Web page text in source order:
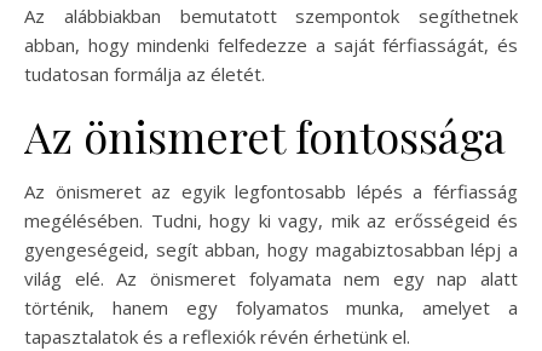
Az alábbiakban bemutatott szempontok segíthetnek
abban, hogy mindenki felfedezze a saját férfiasságát, és
tudatosan formálja az életét.
Az önismeret fontossága
Az önismeret az egyik legfontosabb lépés a férfiasság
megélésében. Tudni, hogy ki vagy, mik az erősségeid és
gyengeségeid, segít abban, hogy magabiztosabban lépj a
világ elé. Az önismeret folyamata nem egy nap alatt
történik, hanem egy folyamatos munka, amelyet a
tapasztalatok és a reflexiók révén érhetünk el.